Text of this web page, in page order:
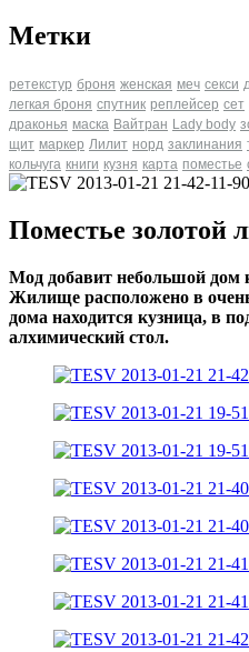
Метки
ретекстур броня женская меч секси
легкая броня спутник реплейсер сет
драконья маска Вайтран Lady body
щит маркер Лилит норд заклинания
кольчуга книги кузня карта поместье
Поместье золотой
Мод добавит небольшой дом
Жилище расположено в
дома находится кузница, в
алхимический стол.